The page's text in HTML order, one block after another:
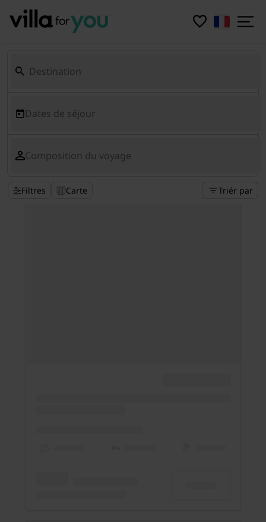
Dates de séjour
Composition du voyage
Filtres Carte Triér par